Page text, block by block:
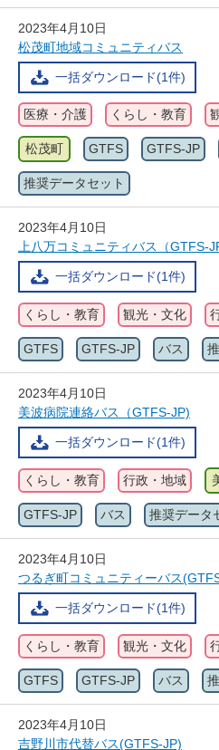
2023年4月10日
松茂町地域コミュニティバス
一括ダウンロード(1件)
医療・介護 くらし・教育
松茂町 GTFS GTFS-JP
推奨データセット
2023年4月10日
上八万コミュニティバス（GTFS-
一括ダウンロード(1件)
くらし・教育 観光・文化
GTFS GTFS-JP バス
2023年4月10日
美波病院連絡バス（GTFS-JP)
一括ダウンロード(1件)
くらし・教育 行政・地域
GTFS-JP バス 推奨データ
2023年4月10日
つるぎ町コミュニティーバス
一括ダウンロード(1件)
くらし・教育 観光・文化
GTFS GTFS-JP バス
2023年4月10日
吉野川市代替バス(GTFS-JP)